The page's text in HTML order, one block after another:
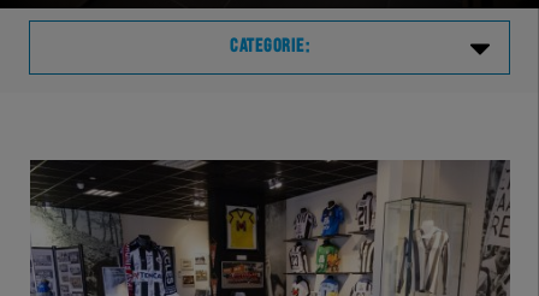
CATEGORIE:
VVVHER
TELHER